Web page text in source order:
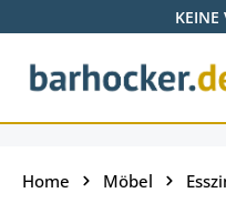
Zum Hauptinhalt springen
KEINE
Home Möbel